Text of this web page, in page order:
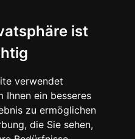
ist
verwendet
Ihnen ein besseres
zu ermöglichen
die Sie sehen,